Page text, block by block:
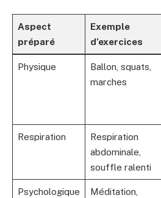
Aspect
préparé
Exemple
d’exercices
Physique
Ballon, squats,
marches
Respiration
Respiration
abdominale,
souffle ralenti
Psychologique Méditation,